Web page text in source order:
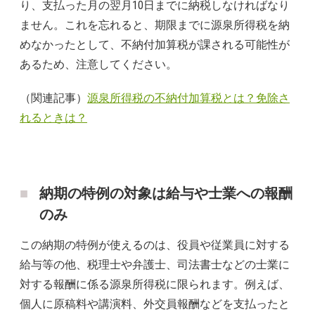
り、支払った月の翌月10日までに納税しなければなり
ません。これを忘れると、期限までに源泉所得税を納
めなかったとして、不納付加算税が課される可能性が
あるため、注意してください。
（関連記事） 源泉所得税の不納付加算税とは？免除さ
れるときは？
納期の特例の対象は給与や士業への報酬
のみ
この納期の特例が使えるのは、役員や従業員に対する
給与等の他、税理士や弁護士、司法書士などの士業に
対する報酬に係る源泉所得税に限られます。例えば、
個人に原稿料や講演料、外交員報酬などを支払ったと